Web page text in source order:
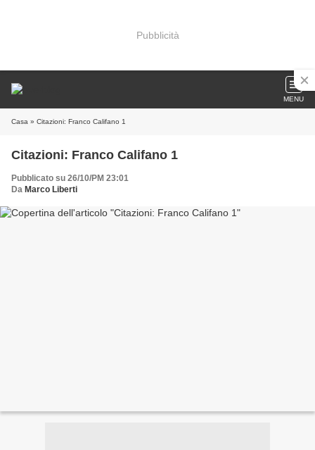
Pubblicità
MENU
Casa » Citazioni: Franco Califano 1
Citazioni: Franco Califano 1
Pubblicato su 26/10/PM 23:01
Da Marco Liberti